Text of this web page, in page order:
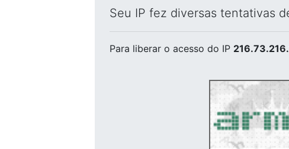
Seu IP fez diversas tentativas
Para liberar o acesso do IP